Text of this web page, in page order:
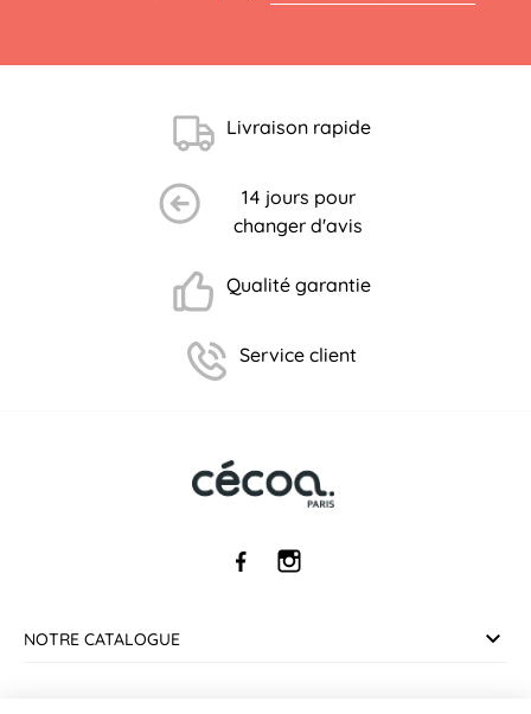
Livraison rapide
14 jours pour
changer d'avis
Qualité garantie
Service client
NOTRE CATALOGUE